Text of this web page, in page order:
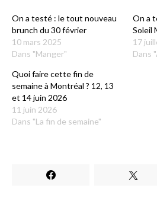
On a testé : le tout nouveau
brunch du 30 février
10 mars 2025
Dans "Manger"
On a
Soleil
17
Dans
Quoi faire cette fin de
semaine à Montréal ? 12, 13
et 14 juin 2026
11 juin 2026
Dans "La fin de semaine"